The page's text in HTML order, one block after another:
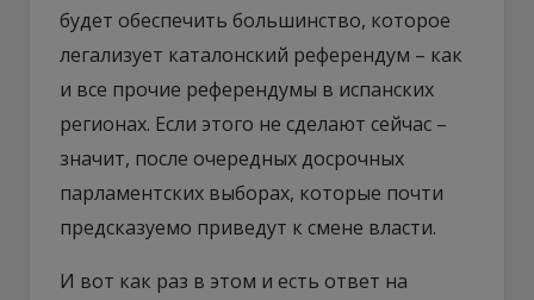
будет обеспечить большинство, которое
легализует каталонский референдум – как
и все прочие референдумы в испанских
регионах. Если этого не сделают сейчас –
значит, после очередных досрочных
парламентских выборах, которые почти
предсказуемо приведут к смене власти.
И вот как раз в этом и есть ответ на